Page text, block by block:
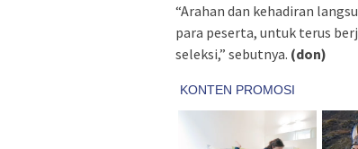
“Arahan dan kehadiran
para peserta, untuk terus
seleksi,” sebutnya. (don)